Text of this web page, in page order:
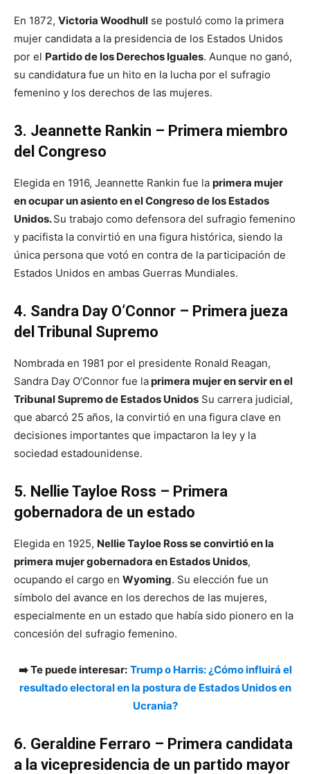
En 1872, Victoria Woodhull se postuló como la primera
mujer candidata a la presidencia de los Estados Unidos
por el Partido de los Derechos Iguales. Aunque no ganó,
su candidatura fue un hito en la lucha por el sufragio
femenino y los derechos de las mujeres.
3. Jeannette Rankin – Primera miembro
del Congreso
Elegida en 1916, Jeannette Rankin fue la primera mujer
en ocupar un asiento en el Congreso de los Estados
Unidos.Su trabajo como defensora del sufragio femenino
y pacifista la convirtió en una figura histórica, siendo la
única persona que votó en contra de la participación de
Estados Unidos en ambas Guerras Mundiales.
4. Sandra Day O’Connor – Primera jueza
del Tribunal Supremo
Nombrada en 1981 por el presidente Ronald Reagan,
Sandra Day O’Connor fue laprimera mujer en servir en el
Tribunal Supremo de Estados Unidos Su carrera judicial,
que abarcó 25 años, la convirtió en una figura clave en
decisiones importantes que impactaron la ley y la
sociedad estadounidense.
5. Nellie Tayloe Ross – Primera
gobernadora de un estado
Elegida en 1925, Nellie Tayloe Ross se convirtió en la
primera mujer gobernadora en Estados Unidos,
ocupando el cargo en Wyoming. Su elección fue un
símbolo del avance en los derechos de las mujeres,
especialmente en un estado que había sido pionero en la
concesión del sufragio femenino.
➡️ Te puede interesar: Trump o Harris: ¿Cómo influirá el
resultado electoral en la postura de Estados Unidos en
Ucrania?
6. Geraldine Ferraro – Primera candidata
a la vicepresidencia de un partido mayor